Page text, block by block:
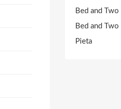
Bed and
Bed and
Pieta